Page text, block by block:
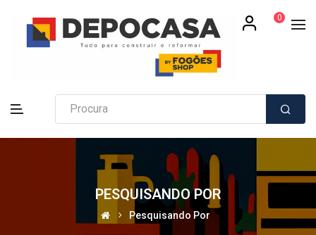
0
PESQUISANDO POR
Pesquisando Por